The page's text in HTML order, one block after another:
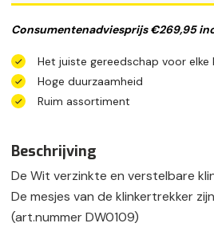
Consumentenadviesprijs €269,95
Het juiste gereedschap voor elke
Hoge duurzaamheid
Ruim assortiment
Beschrijving
De Wit verzinkte en verstelbare
De mesjes van de klinkertrekker
(art.nummer DW0109)